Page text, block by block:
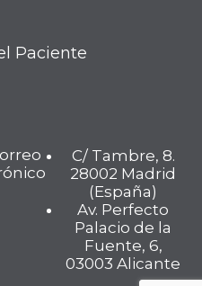
Paciente
C/ Tambre, 8.
28002 Madrid
(España)
Av. Perfecto
Palacio de la
Fuente, 6,
03003 Alicante